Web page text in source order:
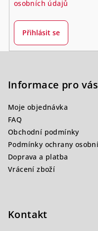
osobních údajů
Přihlásit se
Informace pro vás
Moje objednávka
FAQ
Obchodní podmínky
Podmínky ochrany
Doprava a platba
Vrácení zboží
Kontakt